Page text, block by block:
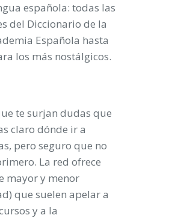
española: todas las
del Diccionario de la
Española hasta
los más nostálgicos.
te surjan dudas que
claro dónde ir a
pero seguro que no
La red ofrece
mayor y menor
que suelen apelar a
y a la